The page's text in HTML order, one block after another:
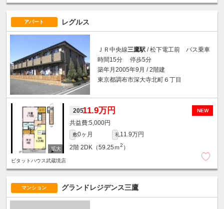
アパート レグルス
ＪＲ中央線三鷹駅 / 松下電工前 バス乗車
時間15分 停歩5分
築年月2005年9月 / 2階建
東京都調布市深大寺北町６丁目
NEW
20511.9万円
5,000円
敷0ヶ月 礼11.9万円
2階 2DK（59.25ｍ2 ）
ピタットハウス武蔵境店
マンション グランドレジデンス三鷹